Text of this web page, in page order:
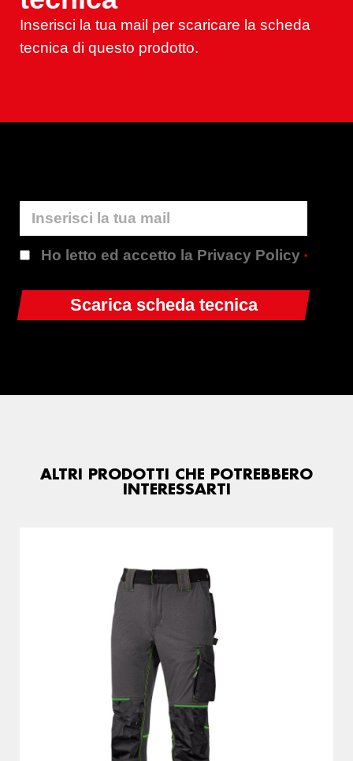
Inserisci la tua mail per scaricare la scheda
tecnica di questo prodotto.
Ho letto ed accetto la Privacy Policy*
ALTRI PRODOTTI CHE POTREBBERO
INTERESSARTI